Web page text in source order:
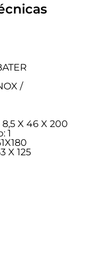
/
X 46 X 200
1
X 125